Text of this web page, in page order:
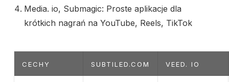
Media. io, Submagic: Proste aplikacje dla
krótkich nagrań na YouTube, Reels, TikTok
CECHY SUBTILED.COM VEED. IO